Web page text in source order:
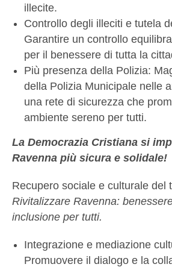
illecite.
Controllo degli illeciti e tutela
Garantire un controllo
per il benessere di tutta la
Più presenza della Polizia:
della Polizia Municipale nelle
una rete di sicurezza che
ambiente sereno per tutti.
La Democrazia Cristiana si
Ravenna più sicura e solidale!
Recupero sociale e culturale del
Rivitalizzare Ravenna:
inclusione per tutti.
Integrazione e mediazione
Promuovere il dialogo e la